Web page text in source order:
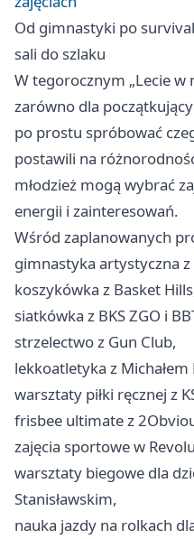
Od gimnastyki po
sali do szlaku
W tegorocznym „Lecie w
zarówno dla
po prostu spróbować
postawili na
młodzież mogą wybrać
energii i zainteresowań.
Wśród zaplanowanych
gimnastyka artystyczna z
koszykówka z Basket
siatkówka z BKS ZGO i
strzelectwo z Gun Club,
lekkoatletyka z
warsztaty piłki ręcznej z
frisbee ultimate z
zajęcia sportowe w
warsztaty biegowe dla
Stanisławskim,
nauka jazdy na rolkach